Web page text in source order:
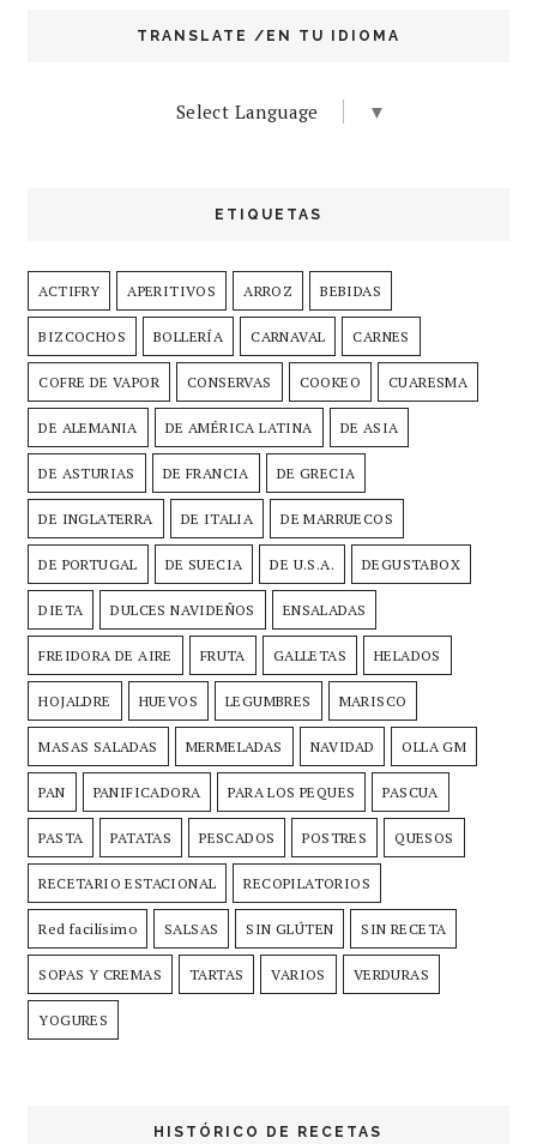
TRANSLATE /EN TU IDIOMA
Select Language ▼
ETIQUETAS
ACTIFRY APERITIVOS ARROZ BEBIDAS
BIZCOCHOS BOLLERÍA CARNAVAL CARNES
COFRE DE VAPOR CONSERVAS COOKEO CUARESMA
DE ALEMANIA DE AMÉRICA LATINA DE ASIA
DE ASTURIAS DE FRANCIA DE GRECIA
DE INGLATERRA DE ITALIA DE MARRUECOS
DE PORTUGAL DE SUECIA DE U.S.A. DEGUSTABOX
DIETA DULCES NAVIDEÑOS ENSALADAS
FREIDORA DE AIRE FRUTA GALLETAS HELADOS
HOJALDRE HUEVOS LEGUMBRES MARISCO
MASAS SALADAS MERMELADAS NAVIDAD OLLA GM
PAN PANIFICADORA PARA LOS PEQUES PASCUA
PASTA PATATAS PESCADOS POSTRES QUESOS
RECETARIO ESTACIONAL RECOPILATORIOS
Red facilísimo SALSAS SIN GLÚTEN SIN RECETA
SOPAS Y CREMAS TARTAS VARIOS VERDURAS
YOGURES
HISTÓRICO DE RECETAS